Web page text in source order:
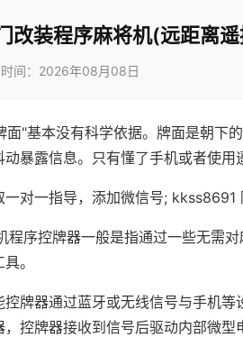
改装程序麻将机(远距离
间：2026年08月08日
"基本没有科学依据。牌面是朝下
暴露信息。只有懂了手机或者使用
对一指导，添加微信号; kkss8691
程序控牌器一般是指通过一些无需
。
牌器通过蓝牙或无线信号与手机等
控牌器接收到信号后驱动内部微型